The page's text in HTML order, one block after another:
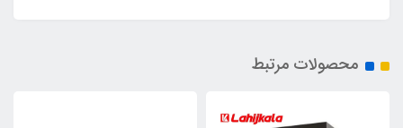
محصولات مرتبط